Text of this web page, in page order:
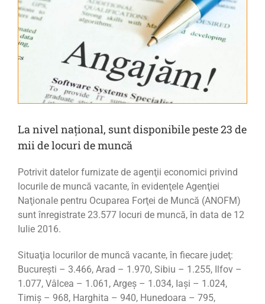
Image
La nivel național, sunt disponibile peste 23 de
mii de locuri de muncă
Potrivit datelor furnizate de agenţii economici privind
locurile de muncă vacante, în evidenţele Agenţiei
Naţionale pentru Ocuparea Forţei de Muncă (ANOFM)
sunt înregistrate 23.577 locuri de muncă, în data de 12
Iulie 2016.
Situaţia locurilor de muncă vacante, în fiecare judeţ:
Bucureşti – 3.466, Arad – 1.970, Sibiu – 1.255, Ilfov –
1.077, Vâlcea – 1.061, Argeş – 1.034, Iaşi – 1.024,
Timiş – 968, Harghita – 940, Hunedoara – 795,